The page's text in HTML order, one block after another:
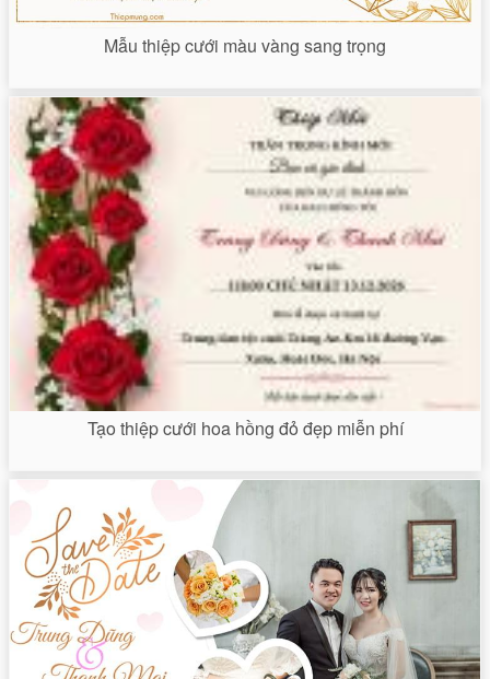
Mẫu thiệp cưới màu vàng sang trọng
Tạo thiệp cưới hoa hồng đỏ đẹp miễn phí